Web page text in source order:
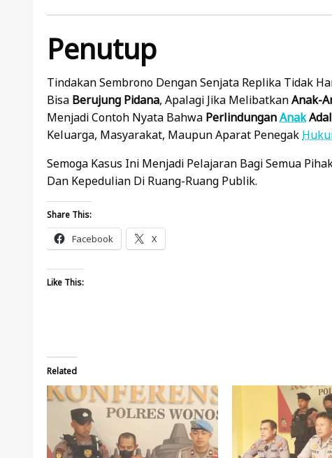
Penutup
Tindakan Sembrono Dengan Senjata Replika Tidak
Bisa Berujung Pidana, Apalagi Jika MelibatkanAnak-
Menjadi Contoh Nyata Bahwa PerlindunganAnak
Keluarga, Masyarakat, Maupun Aparat Penegak
Semoga Kasus Ini Menjadi Pelajaran Bagi Semua
Dan Kepedulian Di Ruang-Ruang Publik.
Share This:
Facebook X
Like This:
Related